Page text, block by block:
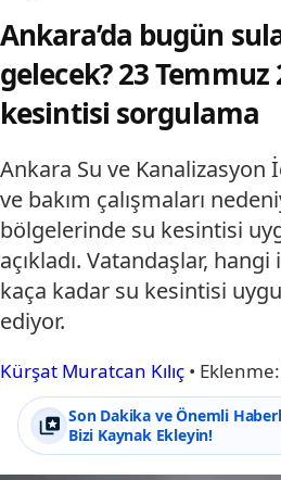
Ankara’da bugün
gelecek? 23 Temmuz
kesintisi sorgulama
Ankara Su ve Kanalizasyon
ve bakım çalışmaları
bölgelerinde su kesintisi
açıkladı. Vatandaşlar,
kaça kadar su kesintisi
ediyor.
Kürşat Muratcan Kılıç • Eklenme:
Son Dakika ve Önemli
Bizi Kaynak Ekleyin!